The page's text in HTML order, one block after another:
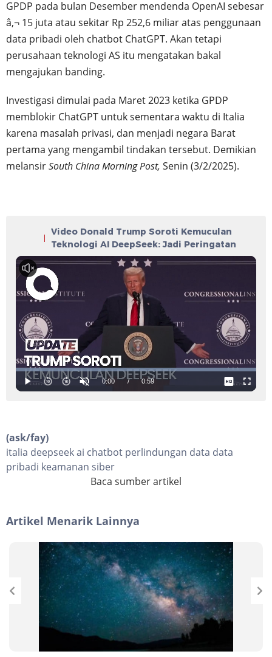
GPDP pada bulan Desember mendenda OpenAI sebesar
â‚¬ 15 juta atau sekitar Rp 252,6 miliar atas penggunaan
data pribadi oleh chatbot ChatGPT. Akan tetapi
perusahaan teknologi AS itu mengatakan bakal
mengajukan banding.
Investigasi dimulai pada Maret 2023 ketika GPDP
memblokir ChatGPT untuk sementara waktu di Italia
karena masalah privasi, dan menjadi negara Barat
pertama yang mengambil tindakan tersebut. Demikian
melansirSouth China Morning Post, Senin (3/2/2025).
Video Donald Trump Soroti Kemuculan
Teknologi AI DeepSeek: Jadi Peringatan
(ask/fay)
italia deepseek ai chatbot perlindungan data data
pribadi keamanan siber
Baca sumber artikel
Artikel Menarik Lainnya